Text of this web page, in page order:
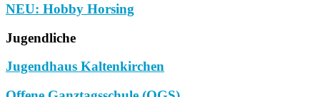
NEU: Hobby Horsing
Jugendliche
Jugendhaus Kaltenkirchen